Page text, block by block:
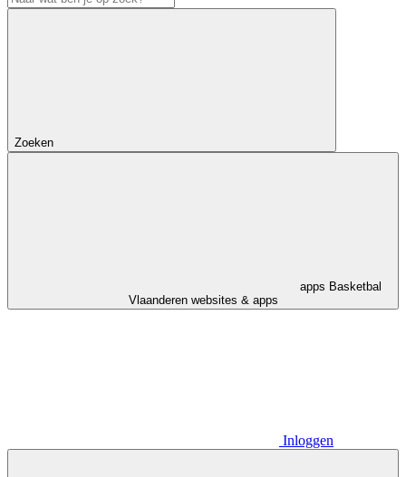
Zoeken
apps Basketbal
Vlaanderen websites & apps
Inloggen